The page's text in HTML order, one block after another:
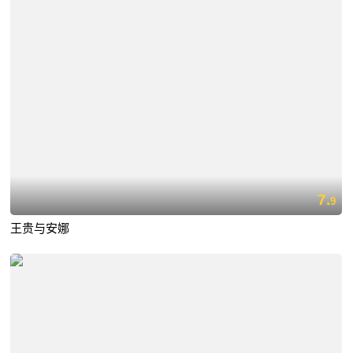
7.9
王贵与安娜